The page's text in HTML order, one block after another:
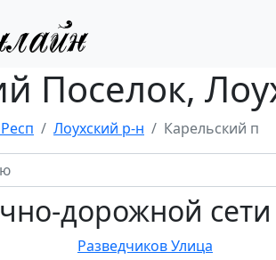
Поселок,
Лоухский р-н Карельский п
дорожной сети
Разведчиков Улица